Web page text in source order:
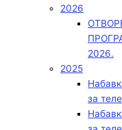
2026
2026.
2025
за